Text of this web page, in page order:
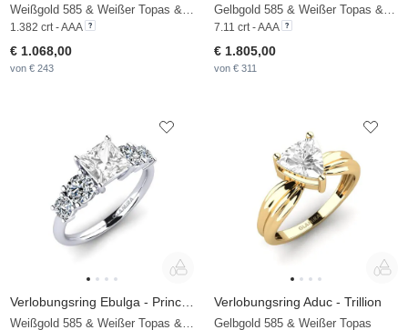
1.382 crt - AAA
€ 1.068,00
von € 243
7.11 crt - AAA
€ 1.805,00
von € 311
Verlobungsring Aduc - Trillion
Gelbgold 585 & Weißer Topas